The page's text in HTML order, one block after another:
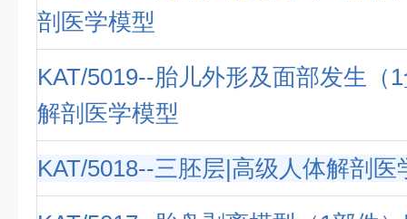
剖医学模型
KAT/5019--胎儿外形及面部发生（
解剖医学模型
KAT/5018--三胚层|高级人体解剖医